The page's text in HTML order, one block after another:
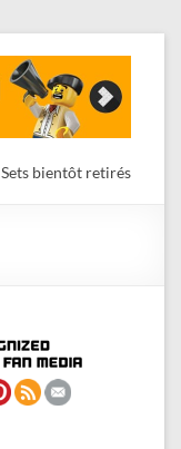
Sets bientôt retirés